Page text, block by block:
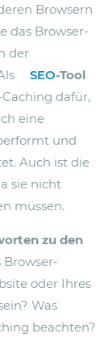
Browsern
das Browser-
der
SEO-Tool
dafür,
eine
und
Auch ist die
sie nicht
müssen.
zu den
Browser-
oder Ihres
Was
beachten?